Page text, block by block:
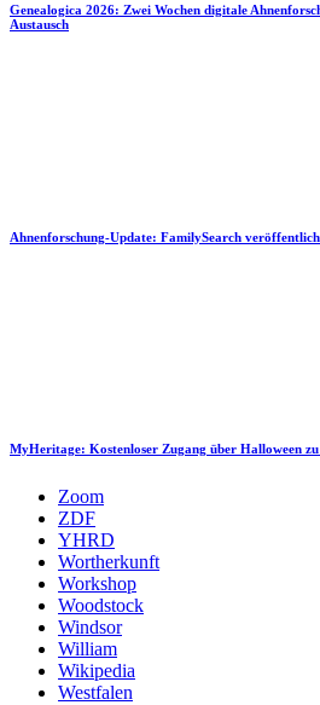
Genealogica 2026: Zwei Wochen digitale
Austausch
Ahnenforschung-Update: FamilySearch
MyHeritage: Kostenloser Zugang über Halloween
Zoom
ZDF
YHRD
Wortherkunft
Workshop
Woodstock
Windsor
William
Wikipedia
Westfalen